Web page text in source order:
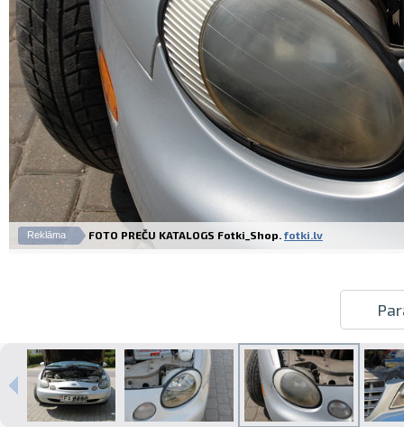
Reklāma FOTO PREČU KATALOGS Fotki_Shop. fotki.lv